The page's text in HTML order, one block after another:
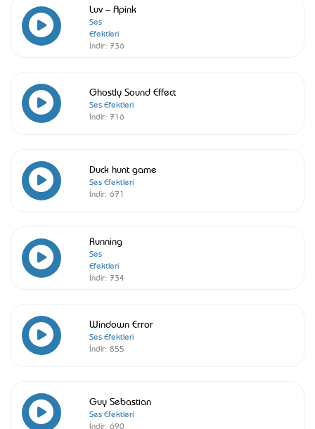
Luv – Apink
Ses
Efektleri
İndir: 736
Ghostly Sound Effect
Ses Efektleri
İndir: 716
Duck hunt game
Ses Efektleri
İndir: 671
Running
Ses
Efektleri
İndir: 734
Windown Error
Ses Efektleri
İndir: 855
Guy Sebastian
Ses Efektleri
İndir: 690